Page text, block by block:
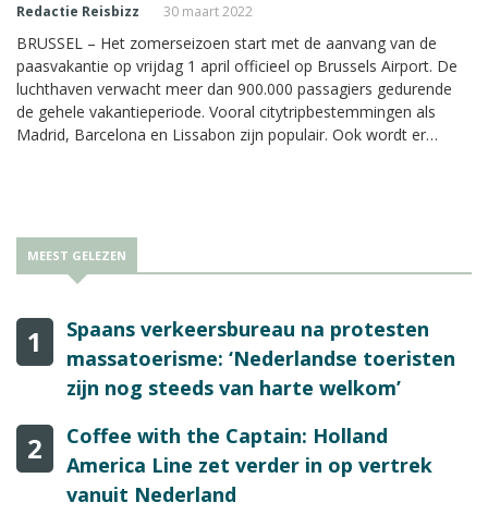
Redactie Reisbizz 30 maart 2022
BRUSSEL – Het zomerseizoen start met de aanvang van de
paasvakantie op vrijdag 1 april officieel op Brussels Airport. De
luchthaven verwacht meer dan 900.000 passagiers gedurende
de gehele vakantieperiode. Vooral citytripbestemmingen als
Madrid, Barcelona en Lissabon zijn populair. Ook wordt er
MEEST GELEZEN
1
Spaans verkeersbureau na protesten
massatoerisme: ‘Nederlandse toeristen
zijn nog steeds van harte welkom’
2
Coffee with the Captain: Holland
America Line zet verder in op vertrek
vanuit Nederland